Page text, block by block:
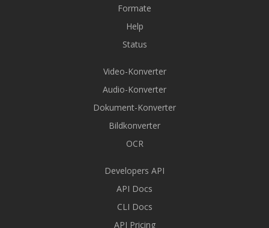
Formate
Help
Status
Video-Konverter
Audio-Konverter
Dokument-Konverter
Bildkonverter
OCR
Developers API
API Docs
CLI Docs
API Pricing